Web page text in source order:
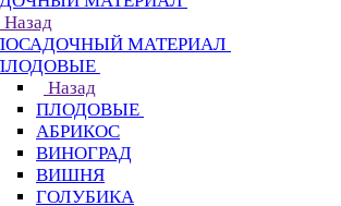
Назад
МАТЕРИАЛ
Назад
ПЛОДОВЫЕ
АБРИКОС
ВИНОГРАД
ВИШНЯ
ГОЛУБИКА